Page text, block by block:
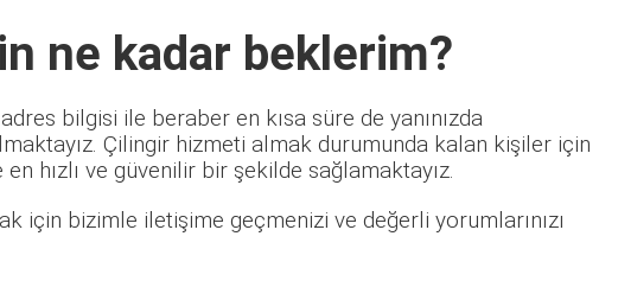
ne kadar beklerim?
bilgisi ile beraber en kısa süre de yanınızda
Çilingir hizmeti almak durumunda kalan kişiler için
hızlı ve güvenilir bir şekilde sağlamaktayız.
için bizimle iletişime geçmenizi ve değerli yorumlarınızı